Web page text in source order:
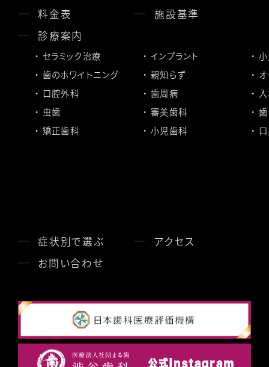
料金表
施設基準
診療案内
セラミック治療
歯のホワイトニング
口腔外科
虫歯
矯正歯科
インプラント
親知らず
歯周病
審美歯科
小児歯科
症状別で選ぶ
アクセス
お問い合わせ